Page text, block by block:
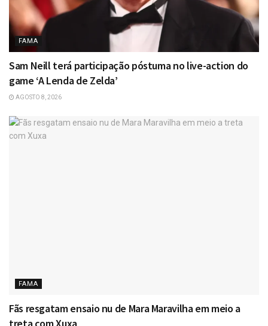
FAMA
Sam Neill terá participação póstuma no live-action do
game ‘A Lenda de Zelda’
AGOSTO 8, 2026
FAMA
Fãs resgatam ensaio nu de Mara Maravilha em meio a
treta com Xuxa